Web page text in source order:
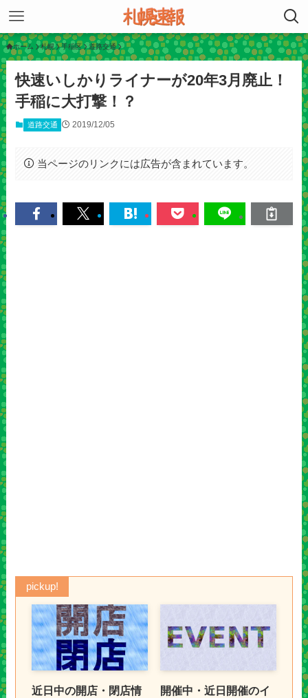
ホーム 札幌 手稲区 道路交通
快速いしかりライナーが20年3月廃止！
手稲に大打撃！？
道路交通 2019/12/05
当ページのリンクには広告が含まれています。
pickup!
近日中の開店・閉店情
開催中・近日開催のイ